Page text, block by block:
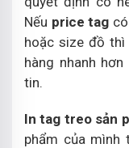
Nếu price tag
hoặc size đồ thì
hàng nhanh
tin.
In tag treo sản
phẩm của mình